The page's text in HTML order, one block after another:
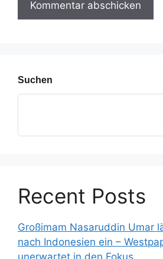
s
Suchen
Recent Posts
Großimam Nasaruddin Umar
nach Indonesien ein –
unerwartet in den Fokus